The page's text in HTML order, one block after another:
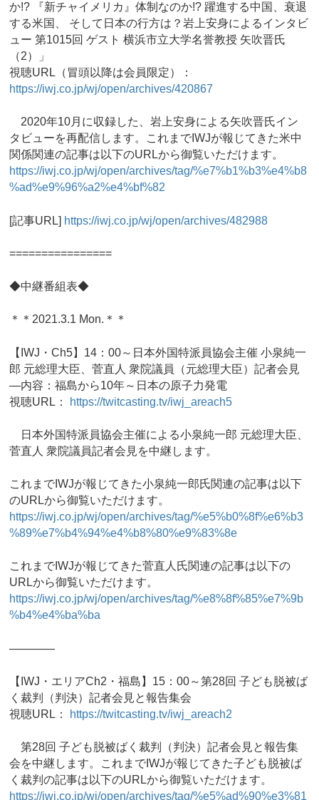
か!? 『新チャイメリカ』体制なのか!? 躍進する中国、衰退
する米国、 そして日本の行方は？岩上安身によるインタビ
ュー 第1015回 ゲスト 横浜市立大学名誉教授 矢吹晋氏
（2）」
視聴URL（冒頭以降は会員限定）：
https://iwj.co.jp/wj/open/archives/420867
2020年10月に収録した、岩上安身による矢吹晋氏イン
タビューを再配信します。これまでIWJが報じてきた米中
関係関連の記事は以下のURLから御覧いただけます。
https://iwj.co.jp/wj/open/archives/tag/%e7%b1%b3%e4%b8
%ad%e9%96%a2%e4%bf%82
[記事URL] https://iwj.co.jp/wj/open/archives/482988
================
◆中継番組表◆
＊＊2021.3.1 Mon.＊＊
【IWJ・Ch5】14：00～日本外国特派員協会主催 小泉純一
郎 元総理大臣、菅直人 衆院議員（元総理大臣）記者会見
―内容：福島から10年～日本の原子力発電
視聴URL： https://twitcasting.tv/iwj_areach5
日本外国特派員協会主催による小泉純一郎 元総理大臣、
菅直人 衆院議員記者会見を中継します。
これまでIWJが報じてきた小泉純一郎氏関連の記事は以下
のURLから御覧いただけます。
https://iwj.co.jp/wj/open/archives/tag/%e5%b0%8f%e6%b3
%89%e7%b4%94%e4%b8%80%e9%83%8e
これまでIWJが報じてきた菅直人氏関連の記事は以下の
URLから御覧いただけます。
https://iwj.co.jp/wj/open/archives/tag/%e8%8f%85%e7%9b
%b4%e4%ba%ba
————
【IWJ・エリアCh2・福島】15：00～第28回 子ども脱被ば
く裁判（判決）記者会見と報告集会
視聴URL： https://twitcasting.tv/iwj_areach2
第28回 子ども脱被ばく裁判（判決）記者会見と報告集
会を中継します。これまでIWJが報じてきた子ども脱被ば
く裁判の記事は以下のURLから御覧いただけます。
https://iwj.co.jp/wj/open/archives/tag/%e5%ad%90%e3%81